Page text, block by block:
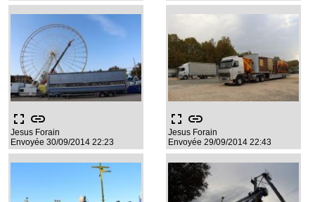
fullscreen link
Jesus Forain
Envoyée 30/09/2014 22:23
fullscreen link
Jesus Forain
Envoyée 29/09/2014 22:43